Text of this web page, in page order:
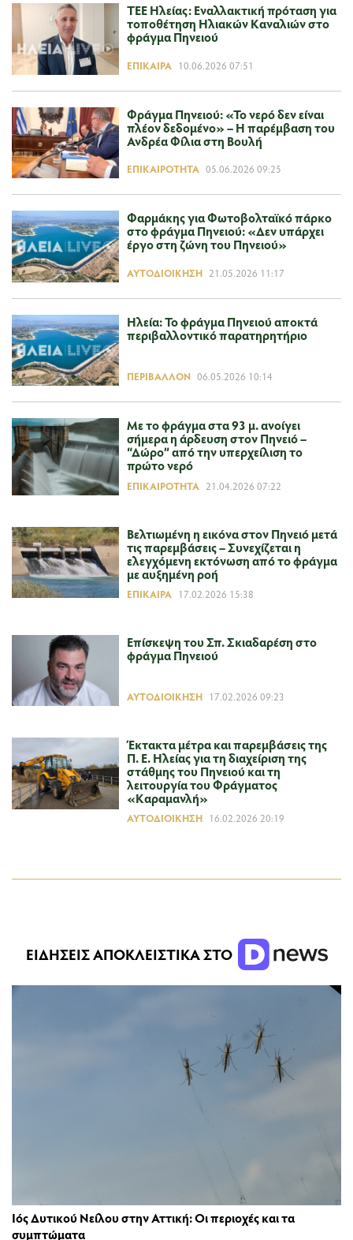
ΤΕΕ Ηλείας: Εναλλακτική πρόταση για
τοποθέτηση Ηλιακών Καναλιών στο
φράγμα Πηνειού
ΕΠΊΚΑΙΡΑ 10.06.2026 07:51
Φράγμα Πηνειού: «Το νερό δεν είναι
πλέον δεδομένο» – Η παρέμβαση του
Ανδρέα Φίλια στη Βουλή
ΕΠΙΚΑΙΡΌΤΗΤΑ 05.06.2026 09:25
Φαρμάκης για Φωτοβολταϊκό πάρκο
στο φράγμα Πηνειού: «Δεν υπάρχει
έργο στη ζώνη του Πηνειού»
ΑΥΤΟΔΙΟΊΚΗΣΗ 21.05.2026 11:17
Ηλεία: Το φράγμα Πηνειού αποκτά
περιβαλλοντικό παρατηρητήριο
ΠΕΡΙΒΆΛΛΟΝ 06.05.2026 10:14
Με το φράγμα στα 93 μ. ανοίγει
σήμερα η άρδευση στον Πηνειό –
“Δώρο” από την υπερχείλιση το
πρώτο νερό
ΕΠΙΚΑΙΡΌΤΗΤΑ 21.04.2026 07:22
Βελτιωμένη η εικόνα στον Πηνειό μετά
τις παρεμβάσεις – Συνεχίζεται η
ελεγχόμενη εκτόνωση από το φράγμα
με αυξημένη ροή
ΕΠΊΚΑΙΡΑ 17.02.2026 15:38
Επίσκεψη του Σπ. Σκιαδαρέση στο
φράγμα Πηνειού
ΑΥΤΟΔΙΟΊΚΗΣΗ 17.02.2026 09:23
Έκτακτα μέτρα και παρεμβάσεις της
Π. Ε. Ηλείας για τη διαχείριση της
στάθμης του Πηνειού και τη
λειτουργία του Φράγματος
«Καραμανλή»
ΑΥΤΟΔΙΟΊΚΗΣΗ 16.02.2026 20:19
ΕΙΔΗΣΕΙΣ ΑΠΟΚΛΕΙΣΤΙΚΑ ΣΤΟ
Ιός Δυτικού Νείλου στην Αττική: Οι περιοχές και τα
συμπτώματα